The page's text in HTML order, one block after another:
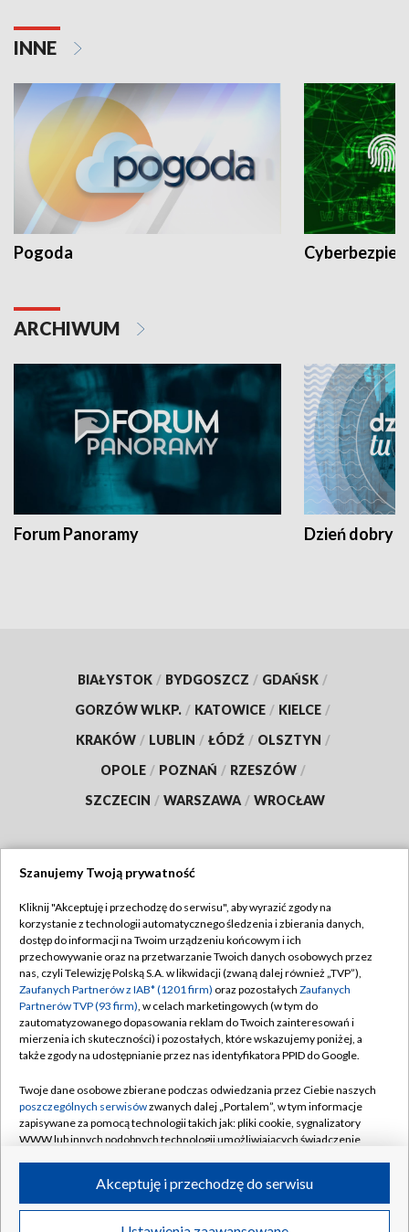
INNE
Pogoda
ARCHIWUM
Forum Panoramy Dzień dobry
BIAŁYSTOK / BYDGOSZCZ / GDAŃSK /
GORZÓW WLKP. / KATOWICE / KIELCE /
KRAKÓW / LUBLIN / ŁÓDŹ / OLSZTYN /
OPOLE / POZNAŃ / RZESZÓW /
SZCZECIN / WARSZAWA / WROCŁAW
TVP
Abonament TVP
Emisja w TVP
Centrum informacji TVP
Naziemna Telewizja Cyfrowa
Rada Programowa
System NOS
Informacje o nadawcy
Program dla prasy
Regulamin TVP
Polityka prywatności
Moje zgody
Pomoc
Kontakt
Kanały
©2026 Telewizja Polska S.A. w likwidacji
Szanujemy Twoją prywatność
Kliknij "Akceptuję i przechodzę do serwisu", aby wyrazić zgody na
korzystanie z technologii automatycznego śledzenia i zbierania danych,
dostęp do informacji na Twoim urządzeniu końcowym i ich
przechowywanie oraz na przetwarzanie Twoich danych osobowych przez
nas, czyli Telewizję Polską S.A. w likwidacji (zwaną dalej również „TVP”),
Zaufanych Partnerów z IAB* (1201 firm) oraz pozostałych Zaufanych
Partnerów TVP (93 firm), w celach marketingowych (w tym do
zautomatyzowanego dopasowania reklam do Twoich zainteresowań i
mierzenia ich skuteczności) i pozostałych, które wskazujemy poniżej, a
także zgody na udostępnianie przez nas identyfikatora PPID do Google.
Twoje dane osobowe zbierane podczas odwiedzania przez Ciebie naszych
poszczególnych serwisówzwanych dalej „Portalem”, w tym informacje
zapisywane za pomocą technologii takich jak: pliki cookie, sygnalizatory
WWW lub innych podobnych technologii umożliwiających świadczenie
ruchu w Internecie.
Twoje dane osobowe zbierane podczas odwiedzania przez Ciebie
Akceptuję i przechodzę do serwisu